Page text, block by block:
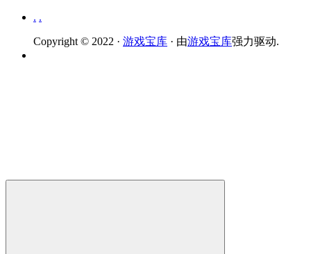
. .
Copyright © 2022 · 游戏宝库 · 由游戏宝库强力驱动.